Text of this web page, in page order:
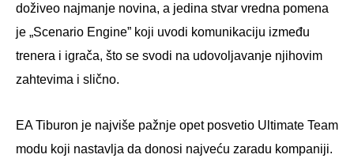
doživeo najmanje novina, a jedina stvar vredna pomena
je „Scenario Engine” koji uvodi komunikaciju između
trenera i igrača, što se svodi na udovoljavanje njihovim
zahtevima i slično.
EA Tiburon je najviše pažnje opet posvetio Ultimate Team
modu koji nastavlja da donosi najveću zaradu kompaniji.